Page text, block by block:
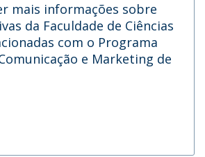
mais informações sobre
da Faculdade de Ciências
com o Programa
e Marketing de